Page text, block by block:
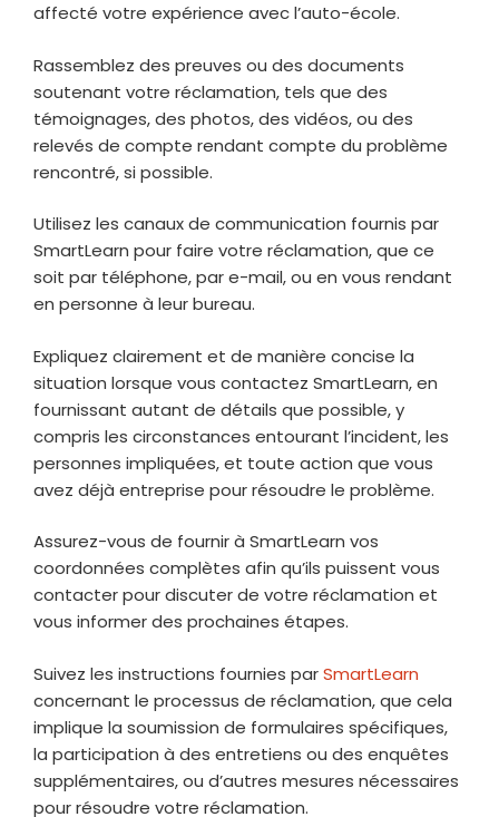
affecté votre expérience avec l’auto-école.
Rassemblez des preuves ou des documents
soutenant votre réclamation, tels que des
témoignages, des photos, des vidéos, ou des
relevés de compte rendant compte du problème
rencontré, si possible.
Utilisez les canaux de communication fournis par
SmartLearn pour faire votre réclamation, que ce
soit par téléphone, par e-mail, ou en vous rendant
en personne à leur bureau.
Expliquez clairement et de manière concise la
situation lorsque vous contactez SmartLearn, en
fournissant autant de détails que possible, y
compris les circonstances entourant l’incident, les
personnes impliquées, et toute action que vous
avez déjà entreprise pour résoudre le problème.
Assurez-vous de fournir à SmartLearn vos
coordonnées complètes afin qu’ils puissent vous
contacter pour discuter de votre réclamation et
vous informer des prochaines étapes.
Suivez les instructions fournies parSmartLearn
concernant le processus de réclamation, que cela
implique la soumission de formulaires spécifiques,
la participation à des entretiens ou des enquêtes
supplémentaires, ou d’autres mesures nécessaires
pour résoudre votre réclamation.